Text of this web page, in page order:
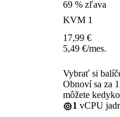
69 % zľava
KVM 1
17,99 €
5,49 €/mes.
Vybrať si
Obnoví sa za
môžete
1 vCPU